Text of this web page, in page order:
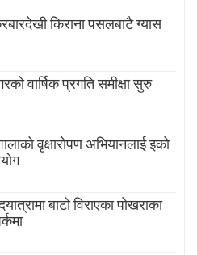
किराना पसलबाटै ग्यास
वार्षिक प्रगति समीक्षा सुरु
वृक्षारोपण अभियानलाई इको
बाटाे विराएका पाेखराका